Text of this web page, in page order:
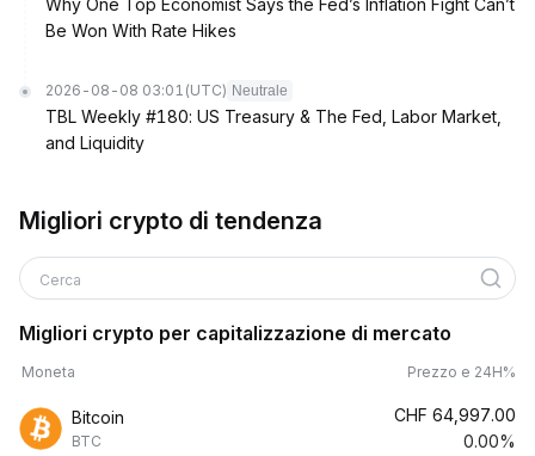
Why One Top Economist Says the Fed’s Inflation Fight Can’t
Be Won With Rate Hikes
2026-08-08 03:01 (UTC) Neutrale
TBL Weekly #180: US Treasury & The Fed, Labor Market,
and Liquidity
Migliori crypto di tendenza
Cerca
Migliori crypto per capitalizzazione di mercato
Moneta Prezzo e 24H%
Bitcoin
BTC
CHF 64,997.00
0.00%